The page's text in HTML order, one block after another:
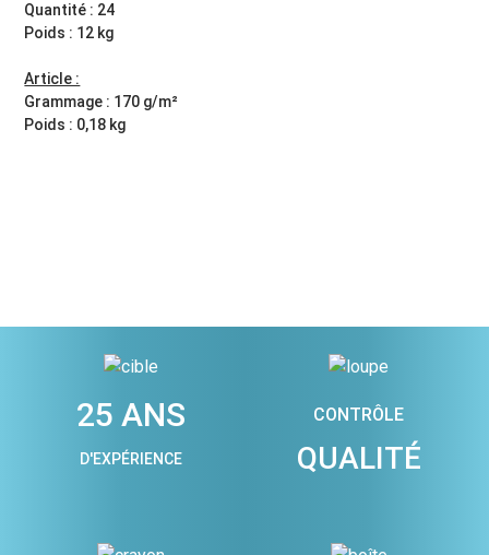
Quantité : 24
Poids : 12 kg
Article :
Grammage : 170 g/m²
Poids : 0,18 kg
25 ANS
D'EXPÉRIENCE
CONTRÔLE
QUALITÉ